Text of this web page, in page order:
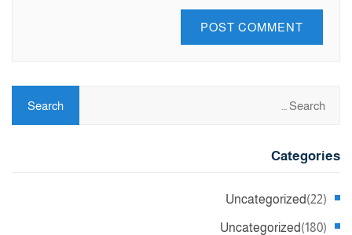
Categories
Uncategorized (22)
Uncategorized (180)